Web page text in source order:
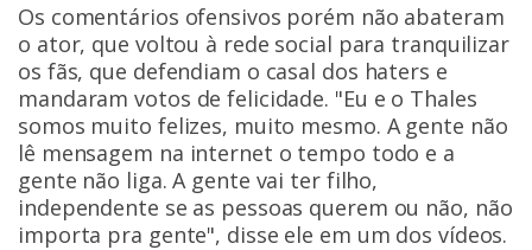
Os comentários ofensivos porém não abateram
o ator, que voltou à rede social para tranquilizar
os fãs, que defendiam o casal dos haters e
mandaram votos de felicidade. "Eu e o Thales
somos muito felizes, muito mesmo. A gente não
lê mensagem na internet o tempo todo e a
gente não liga. A gente vai ter filho,
independente se as pessoas querem ou não, não
importa pra gente", disse ele em um dos vídeos.